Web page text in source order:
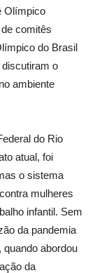
Olímpico
comitês
do Brasil
o
ambiente
do Rio
atual, foi
o sistema
mulheres
infantil. Sem
da pandemia
abordou
da